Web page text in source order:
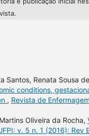
Santos, Renata Sousa de
conditions,
, Revista de
Oliveira da Rocha,
v. 5 n. 1 (2016): Rev